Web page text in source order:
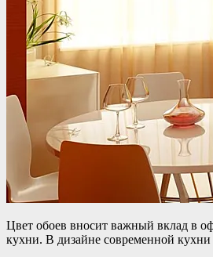
Цвет обоев вносит важный вклад в
кухни. В дизайне современной кухни